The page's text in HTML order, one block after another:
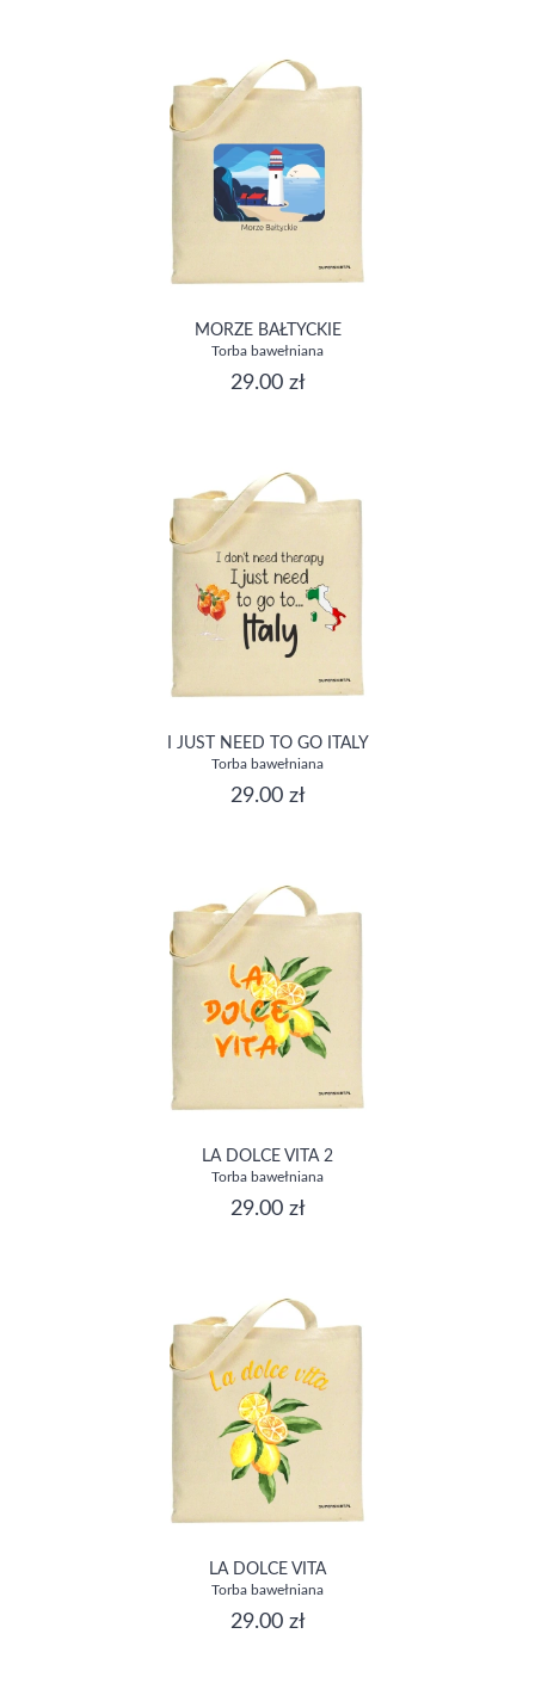
MORZE BAŁTYCKIE
Torba bawełniana
29.00 zł
I JUST NEED TO GO ITALY
Torba bawełniana
29.00 zł
LA DOLCE VITA 2
Torba bawełniana
29.00 zł
LA DOLCE VITA
Torba bawełniana
29.00 zł